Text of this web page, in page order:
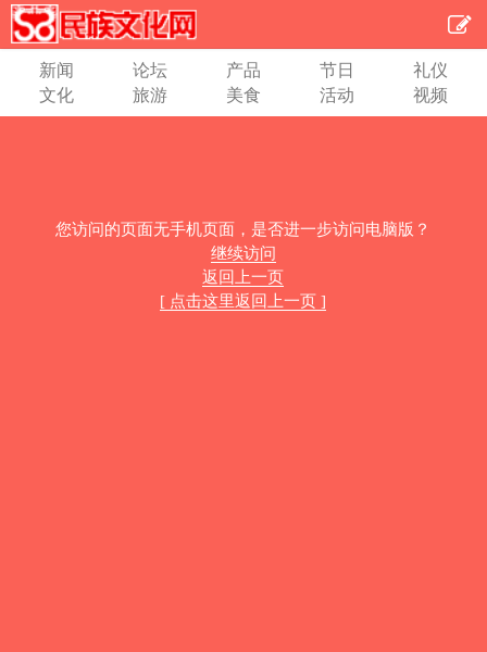
新闻 论坛 产品 节日
礼仪
文化
旅游 美食 活动 视频
您访问的页面无手机页面，是否进一步访问电脑版？
继续访问
返回上一页
[ 点击这里返回上一页 ]